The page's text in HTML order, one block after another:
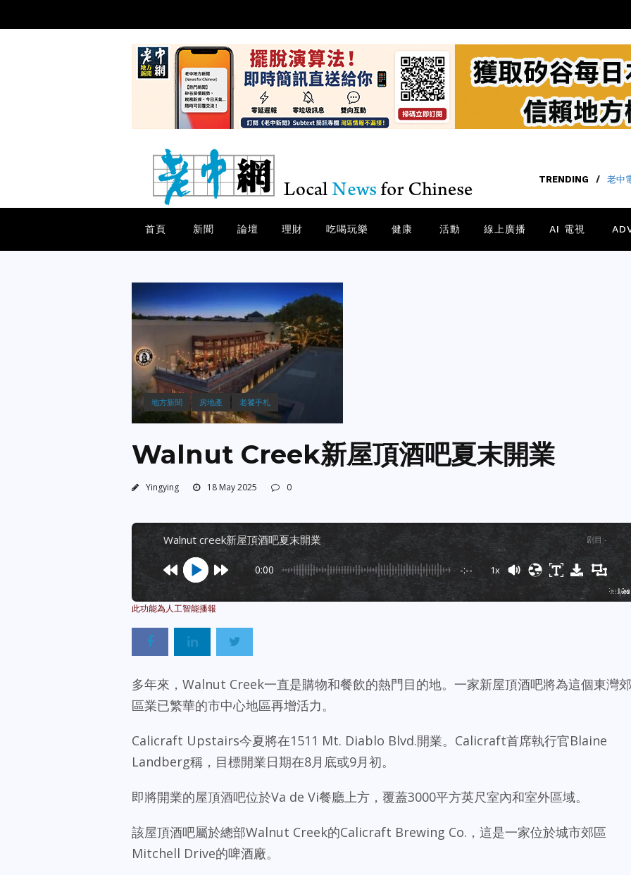
TRENDING / 老中
首頁 新聞 論壇 理財 吃喝玩樂 健康 活動 線上廣播 AI 電視
地方新聞 房地產 老饕手札
Walnut Creek新屋頂酒吧夏末開業
Yingying 18 May 2025 0
walnut creek新屋頂酒吧夏末開業 剧目 :-
0:00 -:-- 1x
Powered By GSpeech
多年來，Walnut Creek一直是購物和餐飲的熱門目的地。一家新屋頂酒吧將為這個東灣郊
區業已繁華的市中心地區再增活力。
Calicraft Upstairs今夏將在1511 Mt. Diablo Blvd.開業。Calicraft首席執行官Blaine
Landberg稱，目標開業日期在8月底或9月初。
即將開業的屋頂酒吧位於Va de Vi餐廳上方，覆蓋3000平方英尺室內和室外區域。
該屋頂酒吧屬於總部Walnut Creek的Calicraft Brewing Co.，這是一家位於城市郊區
Mitchell Drive的啤酒廠。